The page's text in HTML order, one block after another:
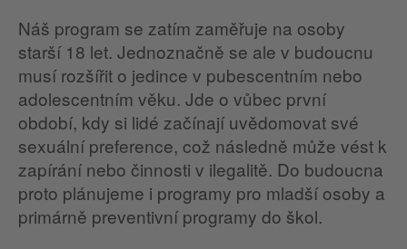
Náš program se zatím zaměřuje na osoby
starší 18 let. Jednoznačně se ale v budoucnu
musí rozšířit o jedince v pubescentním nebo
adolescentním věku. Jde o vůbec první
období, kdy si lidé začínají uvědomovat své
sexuální preference, což následně může vést k
zapírání nebo činnosti v ilegalitě. Do budoucna
proto plánujeme i programy pro mladší osoby a
primárně preventivní programy do škol.